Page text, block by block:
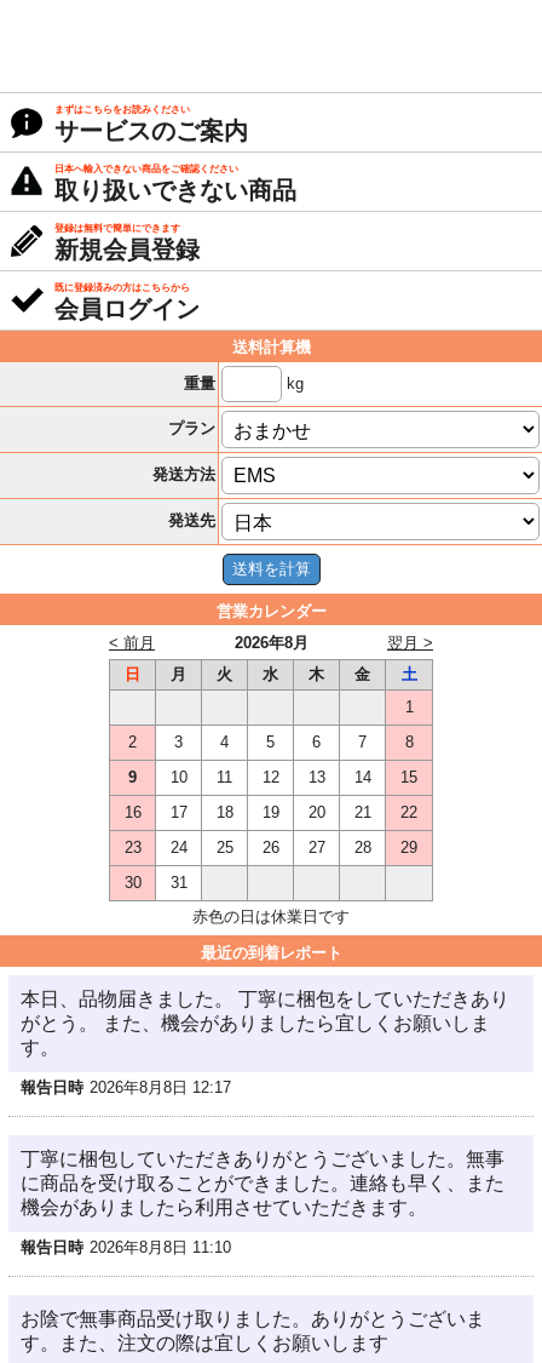
まずはこちらをお読みください
サービスのご案内
日本へ輸入できない商品をご確認ください
取り扱いできない商品
登録は無料で簡単にできます
新規会員登録
既に登録済みの方はこちらから
会員ログイン
送料計算機
重量
kg
プラン
発送方法
発送先
営業カレンダー
2026年8月
< 前月
翌月 >
日
月 火 水 木 金
土
1
2
3 4 5 6 7
8
9
10 11 12 13 14
15
16
17 18 19 20 21
22
23
24 25 26 27 28
29
30
31
赤色の日は休業日です
最近の到着レポート
本日、品物届きました。 丁寧に梱包をしていただきあり
がとう。 また、機会がありましたら宜しくお願いしま
す。
報告日時 2026年8月8日 12:17
丁寧に梱包していただきありがとうございました。無事
に商品を受け取ることができました。連絡も早く、また
機会がありましたら利用させていただきます。
報告日時 2026年8月8日 11:10
お陰で無事商品受け取りました。ありがとうございま
す。また、注文の際は宜しくお願いします